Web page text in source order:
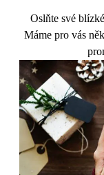
Oslňte své
Máme pro vás